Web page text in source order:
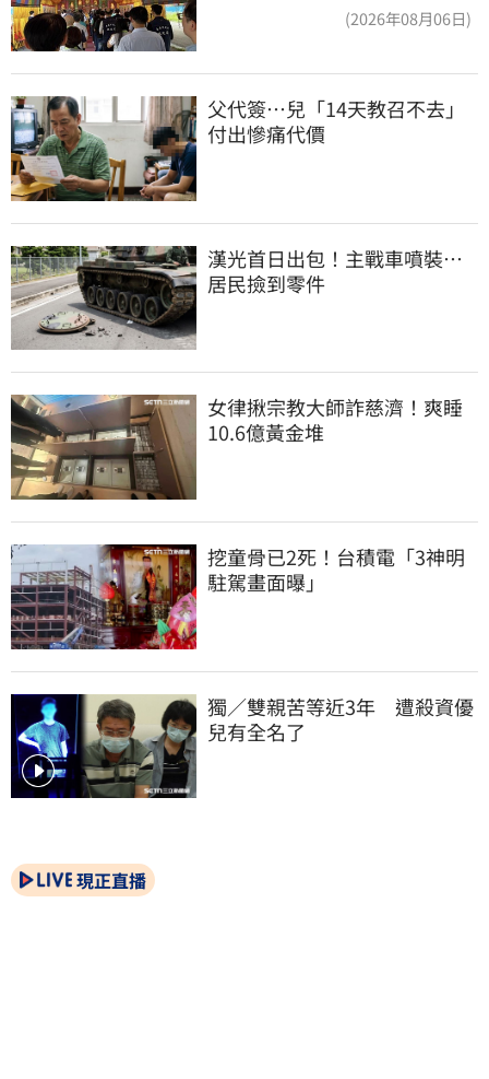
(2026年08月06日)
父代簽…兒「14天教召不去」
付出慘痛代價
漢光首日出包！主戰車噴裝…
居民撿到零件
女律揪宗教大師詐慈濟！爽睡
10.6億黃金堆
挖童骨已2死！台積電「3神明
駐駕畫面曝」
獨／雙親苦等近3年　遭殺資優
兒有全名了
現正直播